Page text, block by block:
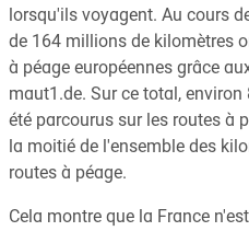
lorsqu'ils voyagent. Au cours
de 164 millions de kilomètres
à péage européennes grâce
maut1.de. Sur ce total,
été parcourus sur les routes à
la moitié de l'ensemble des
routes à péage.
Cela montre que la France